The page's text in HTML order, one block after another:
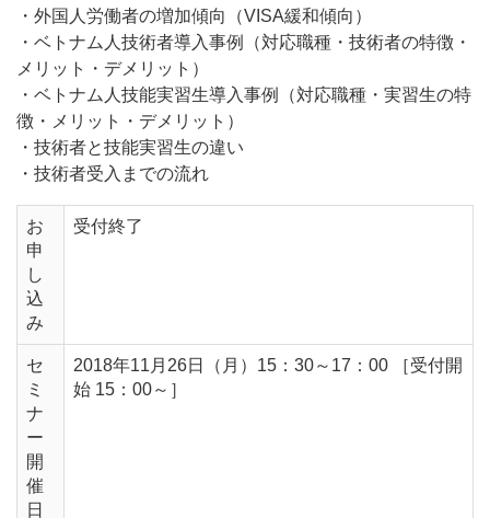
・外国人労働者の増加傾向（VISA緩和傾向）
・ベトナム人技術者導入事例（対応職種・技術者の特徴・
メリット・デメリット）
・ベトナム人技能実習生導入事例（対応職種・実習生の特
徴・メリット・デメリット）
・技術者と技能実習生の違い
・技術者受入までの流れ
お
申
し
込
み
受付終了
セ
ミ
ナ
ー
開
催
日
2018年11月26日（月）15：30～17：00 ［受付開
始 15：00～］